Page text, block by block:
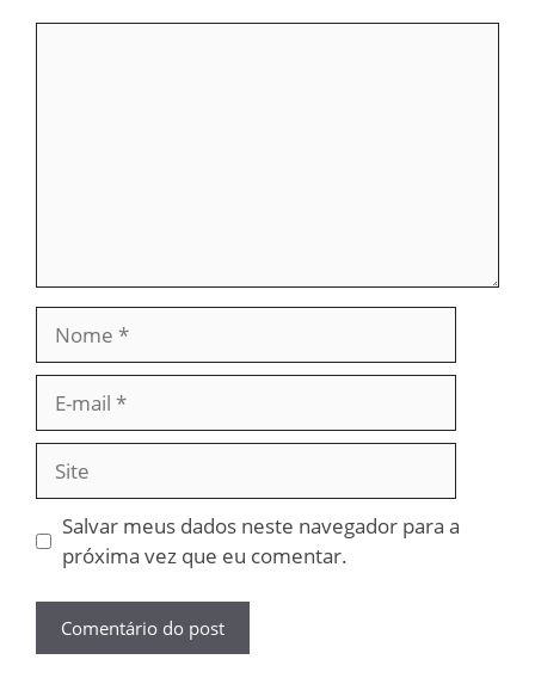
mail
Site
Salvar meus dados neste navegador para a
próxima vez que eu comentar.